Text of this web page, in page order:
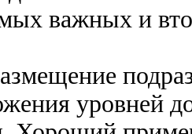
важных и
уровней